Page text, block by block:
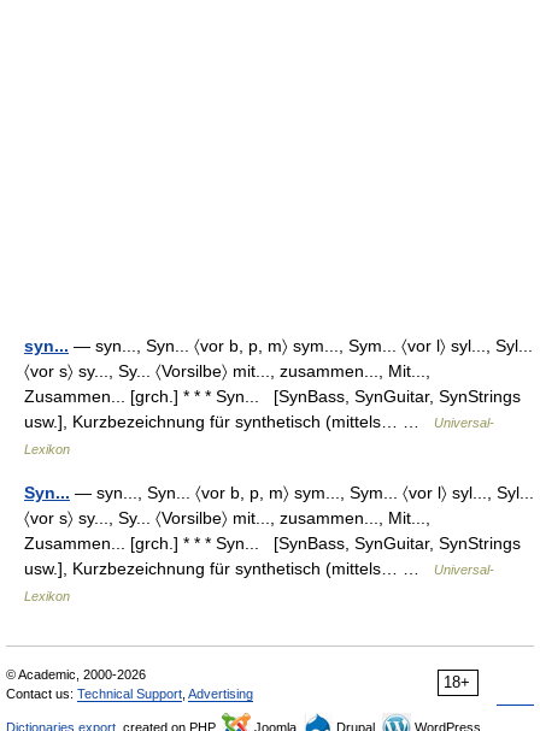
syn... — syn..., Syn... 〈vor b, p, m〉 sym..., Sym... 〈vor l〉 syl..., Syl...
〈vor s〉 sy..., Sy... 〈Vorsilbe〉 mit..., zusammen..., Mit...,
Zusammen... [grch.] * * * Syn... [SynBass, SynGuitar, SynStrings
usw.], Kurzbezeichnung für synthetisch (mittels… …
Universal-
Lexikon
Syn... — syn..., Syn... 〈vor b, p, m〉 sym..., Sym... 〈vor l〉 syl..., Syl...
〈vor s〉 sy..., Sy... 〈Vorsilbe〉 mit..., zusammen..., Mit...,
Zusammen... [grch.] * * * Syn... [SynBass, SynGuitar, SynStrings
usw.], Kurzbezeichnung für synthetisch (mittels… …
Universal-
Lexikon
18+
© Academic, 2000-2026
Contact us: Technical Support Advertising
Dictionaries export , created on PHP, Joomla, Drupal, WordPress,